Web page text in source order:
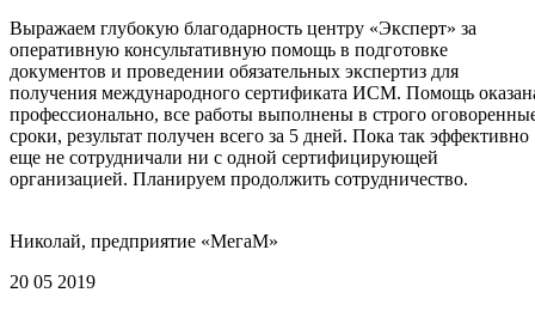
Выражаем глубокую благодарность центру «Эксперт» за
оперативную консультативную помощь в подготовке
документов и проведении обязательных экспертиз для
получения международного сертификата ИСМ. Помощь
профессионально, все работы выполнены в строго
сроки, результат получен всего за 5 дней. Пока так эффективно
еще не сотрудничали ни с одной сертифицирующей
организацией. Планируем продолжить сотрудничество.
Николай, предприятие «МегаМ»
20 05 2019